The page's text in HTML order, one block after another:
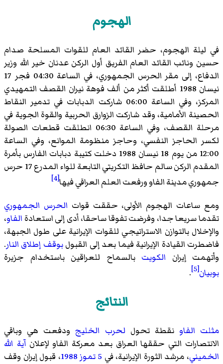
الهجوم
في ليلة الهجوم، حضر القائد العام للقوات المسلحة صدام
حسين ونائب القائد العام الفريق أول الركن عدنان خير الله وزير
الدفاع، إلى مقر الحرس الجمهوري، في الساعة 04:30 فجر 17
نيسان 1988 أطلقت أكثر من ألف فوهة نيران القصف التمهيدي
المركز، وفي الساعة 06:00 شاركت الدبابات في تدمير النقاط
الحصينة الأمامية، وقد شاركت الزوارق الحربية والقوة الجوية في
مرحلة القصف، وفي الساعة 06:30 انطلقت قطعات الصولة
لكسر الحاجز النفسي، وحاجز منظومة الموانع، وفي الساعة
12:00 من يوم 18 نيسان 1988 دخلت كتيبة دبابات الفارس بأمرة
المقدم الركن سالم حافظ التكريتي التابعة للواء المدرع 17 حرس
جمهوري مدينة الفاو ورفعت العلم العراقي فيها[4]
ومع ساعات الهجوم الأولى، حققت قوات الحرس الجمهوري
تقدما سريعا جدا، وفرضت تفوقا ساحقا، أدى إلى استعادة الفاو،
والإخلال بالتوازن الاستراتيجي للقوات الإيرانية على طول الجبهة،
فاضطرت القيادة الإيرانية فيما بعد إلى القبولبوقف إطلاق النار.
وأتهمت إيران الكويت بالسماح للعراقين باستخدام جزيرة
بوبيان[5]
.
النتائج
مثلت الفاو نقطة تحول لحرب الخليجودفعت هي وباقي
الانتصارات التي حققها العراق بعد معركة الفاو لإعلانآية الله
الخميني، مرشد الثورة الإيرانية، في 5 تموز 1988، قبول إيران وقف